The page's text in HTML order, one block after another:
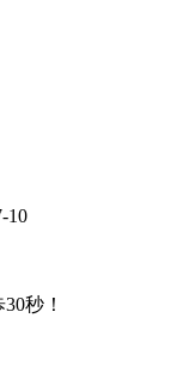
10
秒！